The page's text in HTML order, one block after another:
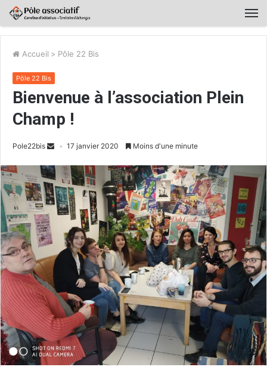
Accueil > Pôle 22 Bis
Pôle 22 Bis
Bienvenue à l’association Plein
Champ !
Pole22bis 17 janvier 2020 Moins d'une minute